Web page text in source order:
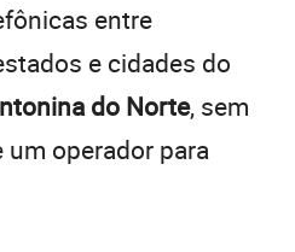
entre
e cidades do
do Norte, sem
um operador para